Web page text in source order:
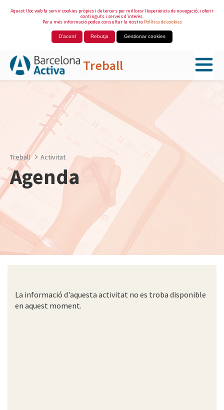
Aquest lloc web fa servir cookies pròpies i de tercers per millorar l’experiència de navegació, i oferir
continguts i serveis d’interès.
Per a més informació podeu consultar la nostra Política de cookies
D'acord Rebutja Gestionar cookies
Treball
Salta al contingut principal
Treball Activitat
Agenda
La informació d'aquesta activitat no es troba disponible
en aquest moment.